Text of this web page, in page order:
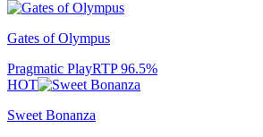
Gates of Olympus
Pragmatic PlayRTP96.5%
HOT
Sweet Bonanza